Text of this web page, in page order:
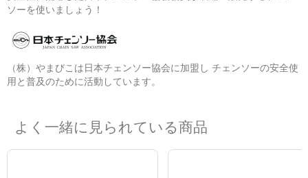
ソーを使いましょう！
（株）やまびこは日本チェンソー協会に加盟し チェンソーの安全使
用と普及のために活動しています。
よく一緒に見られている商品